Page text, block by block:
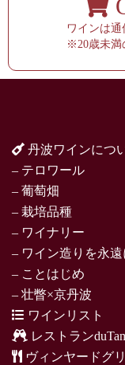
ワインは
※20歳未満
丹波ワインにつ
– テロワール
– 葡萄畑
– 栽培品種
– ワイナリー
– ワイン造りを永遠
– ことはじめ
– 壮瞥×京丹波
ワインリスト
レストラン
ヴィンヤードグ